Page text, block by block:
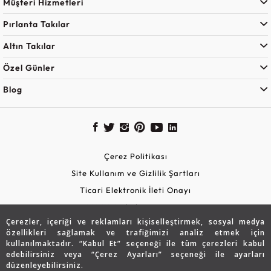
Çerezler, içeriği ve reklamları kişiselleştirmek, sosyal medya
özellikleri sağlamak ve trafiğimizi analiz etmek için
kullanılmaktadır. “Kabul Et” seçeneği ile tüm çerezleri kabul
edebilirsiniz veya “Çerez Ayarları” seçeneği ile ayarları
düzenleyebilirsiniz.
Pırlanta Takılar
Altın Takılar
Özel Günler
Blog
Çerez Politikası
Site Kullanım ve Gizlilik Şartları
Ticari Elektronik İleti Onayı
KVKK Aydınlatma Metni
Güvenli Alışveriş